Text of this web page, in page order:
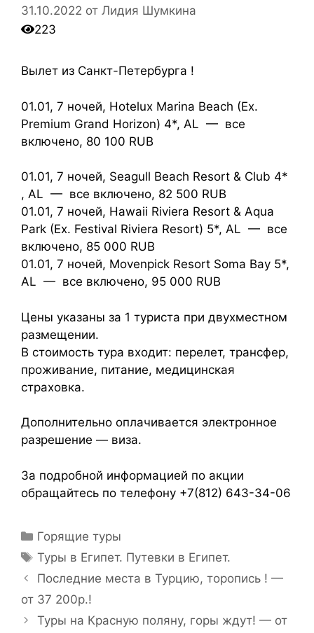
31.10.2022 от Лидия Шумкина
223
Вылет из Санкт-Петербурга !
01.01, 7 ночей, Hotelux Marina Beach (Ex.
Premium Grand Horizon) 4*, AL — все
включено, 80 100 RUB
01.01, 7 ночей, Seagull Beach Resort & Club 4*
, AL — все включено, 82 500 RUB
01.01, 7 ночей, Hawaii Riviera Resort & Aqua
Park (Ex. Festival Riviera Resort) 5*, AL — все
включено, 85 000 RUB
01.01, 7 ночей, Movenpick Resort Soma Bay 5*,
AL — все включено, 95 000 RUB
Цены указаны за 1 туриста при двухместном
размещении.
В стоимость тура входит: перелет, трансфер,
проживание, питание, медицинская
страховка.
Дополнительно оплачивается электронное
разрешение — виза.
За подробной информацией по акции
обращайтесь по телефону +7(812) 643-34-06
Горящие туры
Туры в Египет. Путевки в Египет.
Последние места в Турцию, торопись ! —
от 37 200р.!
Туры на Красную поляну, горы ждут! — от